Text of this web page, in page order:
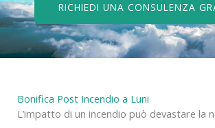
RICHIEDI UNA CONSULENZA
Bonifica Post Incendio a Luni
L’impatto di un incendio può devastare la